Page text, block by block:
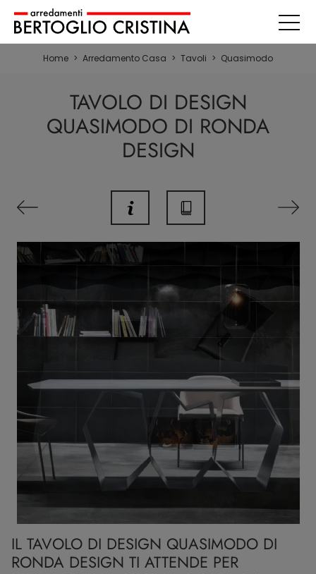
Home > Arredamento Casa > Tavoli > Quasimodo
TAVOLO DI DESIGN
QUASIMODO DI RONDA
DESIGN
IL TAVOLO DI DESIGN QUASIMODO DI
RONDA DESIGN TI ATTENDE PER